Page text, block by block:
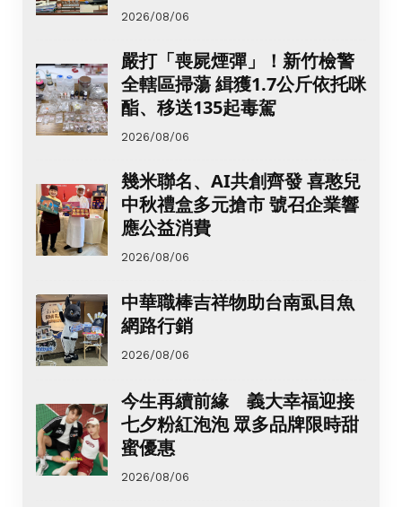
2026/08/06
嚴打「喪屍煙彈」！新竹檢警
全轄區掃蕩 緝獲1.7公斤依托咪
酯、移送135起毒駕
2026/08/06
幾米聯名、AI共創齊發 喜憨兒
中秋禮盒多元搶市 號召企業響
應公益消費
2026/08/06
中華職棒吉祥物助台南虱目魚
網路行銷
2026/08/06
今生再續前緣 義大幸福迎接
七夕粉紅泡泡 眾多品牌限時甜
蜜優惠
2026/08/06